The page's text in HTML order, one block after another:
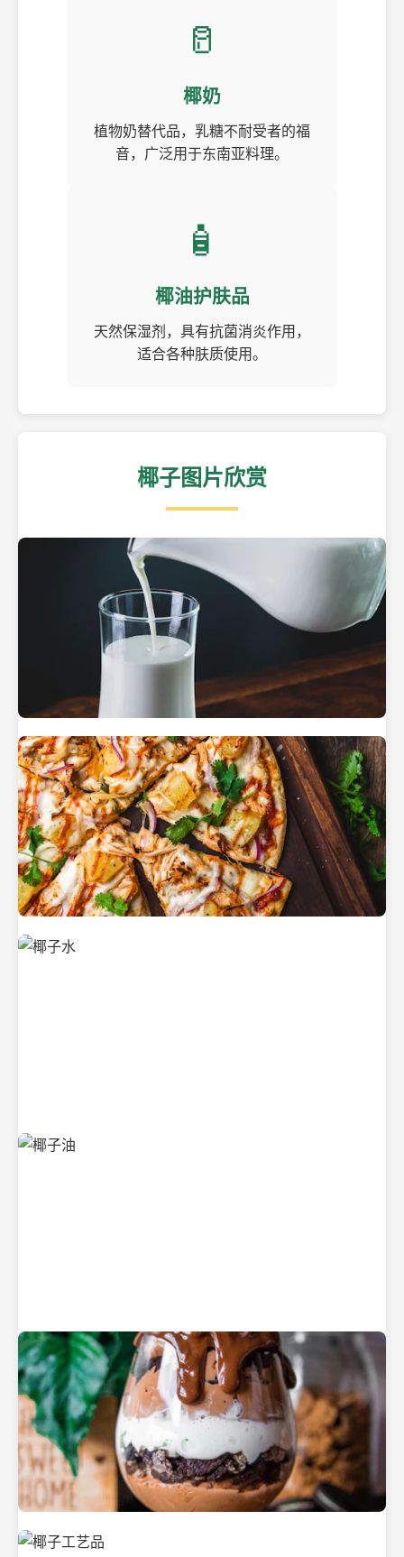
🥛
椰奶
植物奶替代品，乳糖不耐受者的福
音，广泛用于东南亚料理。
🧴
椰油护肤品
天然保湿剂，具有抗菌消炎作用，
适合各种肤质使用。
椰子图片欣赏
热带海滩上的椰子树
新鲜采摘的椰子
清凉解渴的椰子水
纯净的初榨椰子油
美味的椰子食品